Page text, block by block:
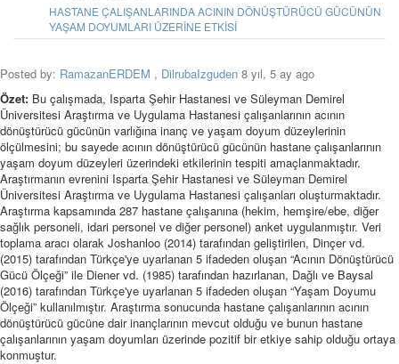
HASTANE ÇALIŞANLARINDA ACININ DÖNÜŞTÜRÜCÜ GÜCÜNÜN
YAŞAM DOYUMLARI ÜZERİNE ETKİSİ
Posted by: RamazanERDEM , DilrubaIzguden 8 yıl, 5 ay ago
Özet: Bu çalışmada, Isparta Şehir Hastanesi ve Süleyman Demirel
Üniversitesi Araştırma ve Uygulama Hastanesi çalışanlarının acının
dönüştürücü gücünün varlığına inanç ve yaşam doyum düzeylerinin
ölçülmesini; bu sayede acının dönüştürücü gücünün hastane çalışanlarının
yaşam doyum düzeyleri üzerindeki etkilerinin tespiti amaçlanmaktadır.
Araştırmanın evrenini Isparta Şehir Hastanesi ve Süleyman Demirel
Üniversitesi Araştırma ve Uygulama Hastanesi çalışanları oluşturmaktadır.
Araştırma kapsamında 287 hastane çalışanına (hekim, hemşire/ebe, diğer
sağlık personeli, idari personel ve diğer personel) anket uygulanmıştır. Veri
toplama aracı olarak Joshanloo (2014) tarafından geliştirilen, Dinçer vd.
(2015) tarafından Türkçe'ye uyarlanan 5 ifadeden oluşan “Acının Dönüştürücü
Gücü Ölçeği” ile Diener vd. (1985) tarafından hazırlanan, Dağlı ve Baysal
(2016) tarafından Türkçe'ye uyarlanan 5 ifadeden oluşan “Yaşam Doyumu
Ölçeği” kullanılmıştır. Araştırma sonucunda hastane çalışanlarının acının
dönüştürücü gücüne dair inançlarının mevcut olduğu ve bunun hastane
çalışanlarının yaşam doyumları üzerinde pozitif bir etkiye sahip olduğu ortaya
konmuştur.